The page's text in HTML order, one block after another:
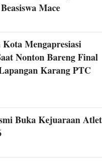
Mace
Mengapresiasi
Nonton Bareng Final
Karang PTC
Buka Kejuaraan